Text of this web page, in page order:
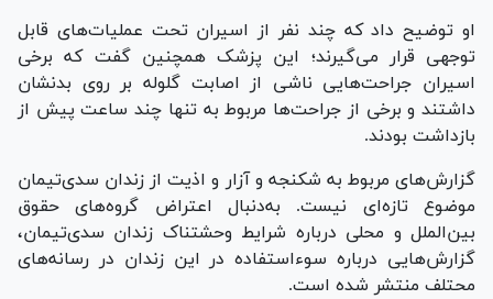
او توضیح داد که چند نفر از اسیران تحت عملیات‌های قابل
توجهی قرار می‌گیرند؛ این پزشک همچنین گفت که برخی
اسیران جراحت‌هایی ناشی از اصابت گلوله بر روی بدنشان
داشتند و برخی از جراحت‌ها مربوط به تنها چند ساعت پیش از
بازداشت بودند.
گزارش‌های مربوط به شکنجه و آزار و اذیت از زندان سدی‌تیمان
موضوع تازه‌ای نیست. به‌دنبال اعتراض گروه‌های حقوق
بین‌الملل و محلی درباره شرایط وحشتناک زندان سدی‌تیمان،
گزارش‌هایی درباره سوء‌استفاده در این زندان در رسانه‌های
محتلف منتشر شده است.